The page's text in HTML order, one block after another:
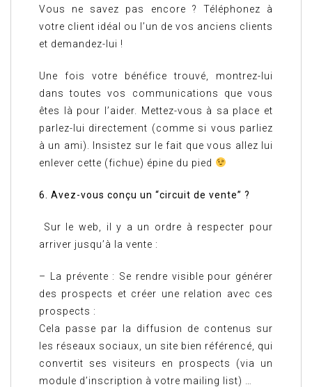
Vous ne savez pas encore ? Téléphonez à
votre client idéal ou l’un de vos anciens clients
et demandez-lui !
Une fois votre bénéfice trouvé, montrez-lui
dans toutes vos communications que vous
êtes là pour l’aider. Mettez-vous à sa place et
parlez-lui directement (comme si vous parliez
à un ami). Insistez sur le fait que vous allez lui
enlever cette (fichue) épine du pied
6. Avez-vous conçu un “circuit de vente” ?
Sur le web, il y a un ordre à respecter pour
arriver jusqu’à la vente :
– La prévente : Se rendre visible pour générer
des prospects et créer une relation avec ces
prospects :
Cela passe par la diffusion de contenus sur
les réseaux sociaux, un site bien référencé, qui
convertit ses visiteurs en prospects (via un
module d’inscription à votre mailing list) …